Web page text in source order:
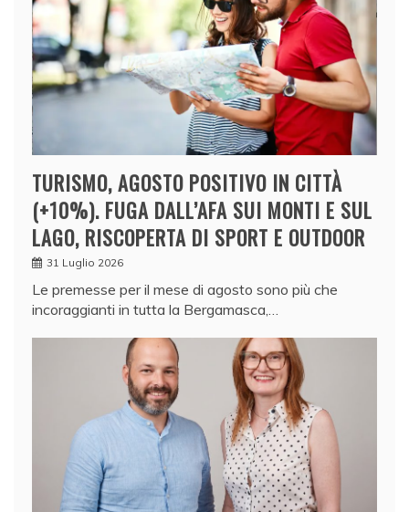
TURISMO, AGOSTO POSITIVO IN CITTÀ
(+10%). FUGA DALL’AFA SUI MONTI E SUL
LAGO, RISCOPERTA DI SPORT E OUTDOOR
31 Luglio 2026
Le premesse per il mese di agosto sono più che
incoraggianti in tutta la Bergamasca,…